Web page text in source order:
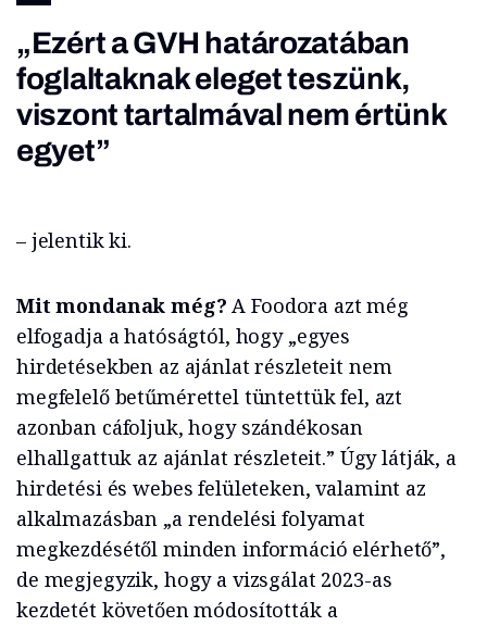
„Ezért a GVH határozatában
foglaltaknak eleget teszünk,
viszont tartalmával nem értünk
egyet”
– jelentik ki.
Mit mondanak még? A Foodora azt még
elfogadja a hatóságtól, hogy „egyes
hirdetésekben az ajánlat részleteit nem
megfelelő betűmérettel tüntettük fel, azt
azonban cáfoljuk, hogy szándékosan
elhallgattuk az ajánlat részleteit.” Úgy látják, a
hirdetési és webes felületeken, valamint az
alkalmazásban „a rendelési folyamat
megkezdésétől minden információ elérhető”,
de megjegyzik, hogy a vizsgálat 2023-as
kezdetét követően módosították a